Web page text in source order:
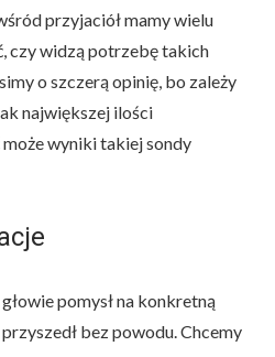
przyjaciół mamy wielu
czy widzą potrzebę takich
o szczerą opinię, bo zależy
największej ilości
wyniki takiej sondy
pomysł na konkretną
bez powodu. Chcemy